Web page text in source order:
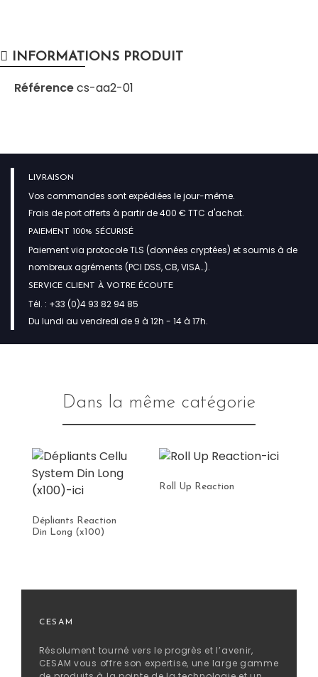
INFORMATIONS PRODUIT
Référencecs-aa2-01
LIVRAISON
Vos commandes sont expédiées le jour-même.
Frais de port offerts à partir de 400 € TTC d'achat.
PAIEMENT 100% SÉCURISÉ
Paiement via protocole TLS (données cryptées) et soumis à de
nombreux agréments (PCI DSS, CB, VISA…).
SERVICE CLIENT À VOTRE ÉCOUTE
Tél. : +33 (0)4 93 82 94 85
Du lundi au vendredi de 9 à 12h - 14 à 17h.
Dans la même catégorie
Dépliants Reaction
Din Long (x100)
Roll Up Reaction
CESAM
Résolument tourné vers le progrès et l’avenir,
CESAM vous offre son expertise, une large gamme